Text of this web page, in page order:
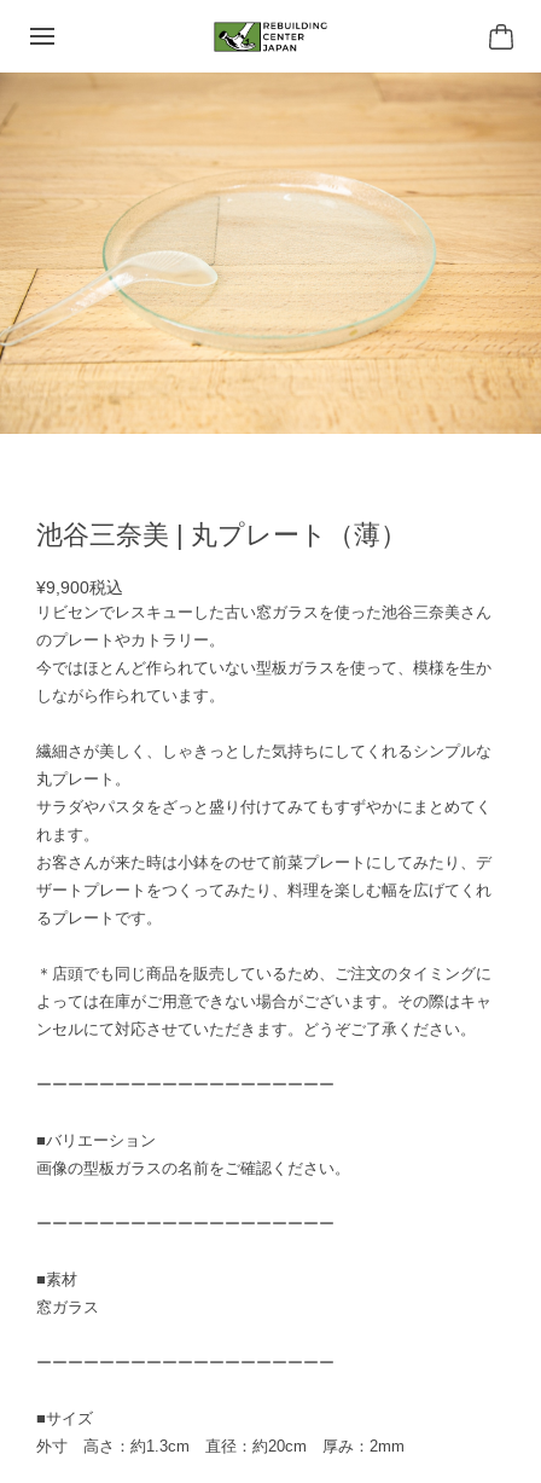
池谷三奈美 | 丸プレート（薄）
¥9,900税込
リビセンでレスキューした古い窓ガラスを使った池谷三奈美さん
のプレートやカトラリー。
今ではほとんど作られていない型板ガラスを使って、模様を生か
しながら作られています。
繊細さが美しく、しゃきっとした気持ちにしてくれるシンプルな
丸プレート。
サラダやパスタをざっと盛り付けてみてもすずやかにまとめてく
れます。
お客さんが来た時は小鉢をのせて前菜プレートにしてみたり、デ
ザートプレートをつくってみたり、料理を楽しむ幅を広げてくれ
るプレートです。
＊店頭でも同じ商品を販売しているため、ご注文のタイミングに
よっては在庫がご用意できない場合がございます。その際はキャ
ンセルにて対応させていただきます。どうぞご了承ください。
ーーーーーーーーーーーーーーーーーーー
■バリエーション
画像の型板ガラスの名前をご確認ください。
ーーーーーーーーーーーーーーーーーーー
■素材
窓ガラス
ーーーーーーーーーーーーーーーーーーー
■サイズ
外寸 高さ：約1.3cm 直径：約20cm 厚み：2mm